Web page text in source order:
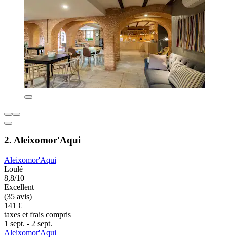
2. Aleixomor'Aqui
Aleixomor'Aqui
Loulé
8,8/10
Excellent
(35 avis)
141 €
taxes et frais compris
1 sept. - 2 sept.
Aleixomor'Aqui